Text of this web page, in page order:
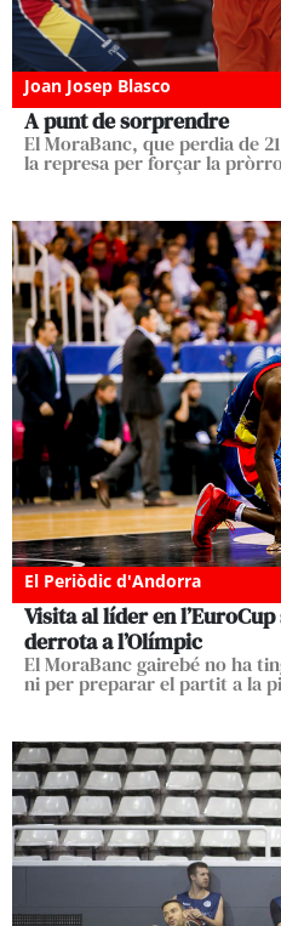
Joan Josep Blasco
A punt de sorprendre
El MoraBanc, que perdia de
la represa per forçar la
El Periòdic d'Andorra
Visita al líder en
derrota a l’Olímpic
El MoraBanc gairebé no ha
ni per preparar el partit a la